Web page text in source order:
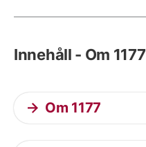
Innehåll - Om 1177
Om 1177